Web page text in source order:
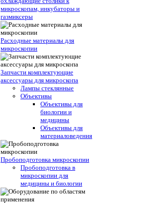
микроскопам, инкубаторы и
газмиксеры
Расходные материалы для
микроскопии
Запчасти комплектующие
аксессуары для микроскопа
Лампы стеклянные
Объективы
Объективы для
биологии и
медицины
Объективы для
материаловедения
Пробоподготовка микроскопии
Пробоподготовка в
микроскопии для
медицины и биологии